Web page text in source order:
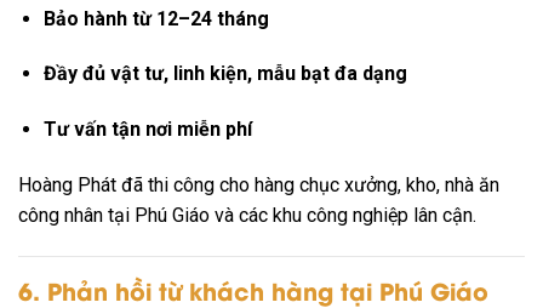
Bảo hành từ 12–24 tháng
Đầy đủ vật tư, linh kiện, mẫu bạt đa dạng
Tư vấn tận nơi miễn phí
Hoàng Phát đã thi công cho hàng chục xưởng, kho, nhà ăn
công nhân tại Phú Giáo và các khu công nghiệp lân cận.
6. Phản hồi từ khách hàng tại Phú Giáo